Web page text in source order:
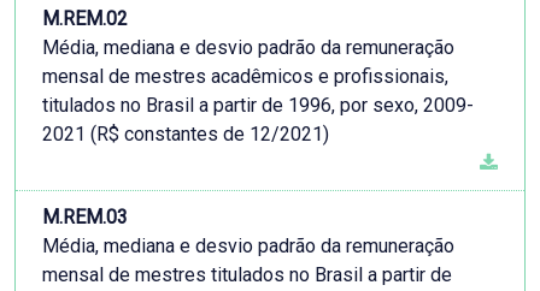
M.REM.02
Média, mediana e desvio padrão da remuneração
mensal de mestres acadêmicos e profissionais,
titulados no Brasil a partir de 1996, por sexo, 2009-
2021 (R$ constantes de 12/2021)
M.REM.03
Média, mediana e desvio padrão da remuneração
mensal de mestres titulados no Brasil a partir de